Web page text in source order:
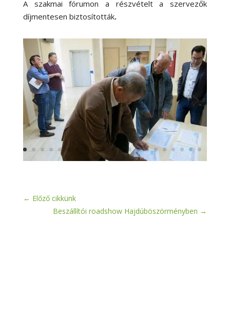
A szakmai fórumon a részvételt a szervezők
díjmentesen biztosították.
← Előző cikkünk
Beszállítói roadshow Hajdúböszörményben →